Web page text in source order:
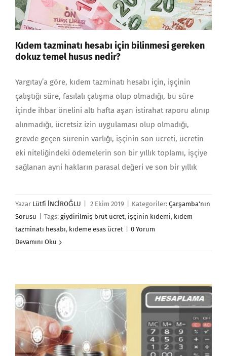
Kıdem tazminatı hesabı için bilinmesi gereken
dokuz temel husus nedir?
Yargıtay’a göre, kıdem tazminatı hesabı için, işçinin
çalıştığı süre, fasılalı çalışma olup olmadığı, bu süre
içinde ihbar önelini altı hafta aşan istirahat raporu alınıp
alınmadığı, ücretsiz izin uygulaması olup olmadığı,
grevde geçen sürenin varlığı, işçinin son ücreti, ücretin
eki niteliğindeki ödemelerin son bir yıllık toplamı, işçiye
sağlanan ayni hakların parasal değeri ve son bir yıllık
Yazar Lütfi İNCİROĞLU 2 Ekim 2019 Kategoriler: Çarşamba'nın
Sorusu
Tags: giydirilmiş brüt ücret, işçinin kıdemi, kıdem
tazminatı hesabı, kıdeme esas ücret
0 Yorum
Devamını Oku